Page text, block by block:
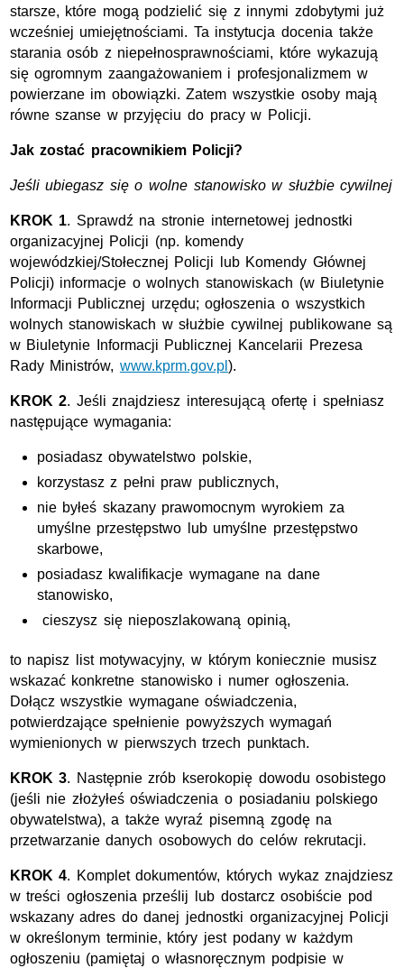
starsze, które mogą podzielić się z innymi zdobytymi już
wcześniej umiejętnościami. Ta instytucja docenia także
starania osób z niepełnosprawnościami, które wykazują
się ogromnym zaangażowaniem i profesjonalizmem w
powierzane im obowiązki. Zatem wszystkie osoby mają
równe szanse w przyjęciu do pracy w Policji.
Jak zostać pracownikiem Policji?
Jeśli ubiegasz się o wolne stanowisko w służbie cywilnej
KROK 1. Sprawdź na stronie internetowej jednostki
organizacyjnej Policji (np. komendy
wojewódzkiej/Stołecznej Policji lub Komendy Głównej
Policji) informacje o wolnych stanowiskach (w Biuletynie
Informacji Publicznej urzędu; ogłoszenia o wszystkich
wolnych stanowiskach w służbie cywilnej publikowane są
w Biuletynie Informacji Publicznej Kancelarii Prezesa
Rady Ministrów, www.kprm.gov.pl ).
KROK 2. Jeśli znajdziesz interesującą ofertę i spełniasz
następujące wymagania:
posiadasz obywatelstwo polskie,
korzystasz z pełni praw publicznych,
nie byłeś skazany prawomocnym wyrokiem za
umyślne przestępstwo lub umyślne przestępstwo
skarbowe,
posiadasz kwalifikacje wymagane na dane
stanowisko,
cieszysz się nieposzlakowaną opinią,
to napisz list motywacyjny, w którym koniecznie musisz
wskazać konkretne stanowisko i numer ogłoszenia.
Dołącz wszystkie wymagane oświadczenia,
potwierdzające spełnienie powyższych wymagań
wymienionych w pierwszych trzech punktach.
KROK 3. Następnie zrób kserokopię dowodu osobistego
(jeśli nie złożyłeś oświadczenia o posiadaniu polskiego
obywatelstwa), a także wyraź pisemną zgodę na
przetwarzanie danych osobowych do celów rekrutacji.
KROK 4. Komplet dokumentów, których wykaz znajdziesz
w treści ogłoszenia prześlij lub dostarcz osobiście pod
wskazany adres do danej jednostki organizacyjnej Policji
w określonym terminie, który jest podany w każdym
ogłoszeniu (pamiętaj o własnoręcznym podpisie w